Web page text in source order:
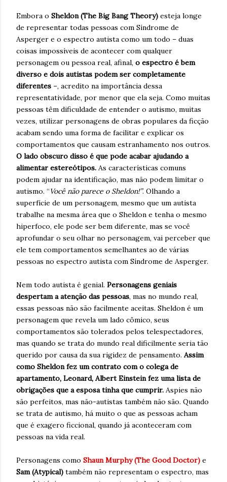
Embora o Sheldon (The Big Bang Theory) esteja longe
de representar todas pessoas com Síndrome de
Asperger e o espectro autista como um todo – duas
coisas impossíveis de acontecer com qualquer
personagem ou pessoa real, afinal, o espectro é bem
diverso e dois autistas podem ser completamente
diferentes –, acredito na importância dessa
representatividade, por menor que ela seja. Como muitas
pessoas têm dificuldade de entender o autismo, muitas
vezes, utilizar personagens de obras populares da ficção
acabam sendo uma forma de facilitar e explicar os
comportamentos que causam estranhamento nos outros.
O lado obscuro disso é que pode acabar ajudando a
alimentar estereótipos. As características comuns
podem ajudar na identificação, mas não podem limitar o
autismo. “Você não parece o Sheldon!”. Olhando a
superfície de um personagem, mesmo que um autista
trabalhe na mesma área que o Sheldon e tenha o mesmo
hiperfoco, ele pode ser bem diferente, mas se você
aprofundar o seu olhar no personagem, vai perceber que
ele tem comportamentos semelhantes ao de várias
pessoas no espectro autista com Síndrome de Asperger.
Nem todo autista é genial. Personagens geniais
despertam a atenção das pessoas, mas no mundo real,
essas pessoas não são facilmente aceitas. Sheldon é um
personagem que revela um lado cômico, seus
comportamentos são tolerados pelos telespectadores,
mas quando se trata do mundo real dificilmente seria tão
querido por causa da sua rigidez de pensamento. Assim
como Sheldon fez um contrato com o colega de
apartamento, Leonard, Albert Einstein fez uma lista de
obrigações que a esposa tinha que cumprir. Aspies não
são perfeitos, mas não-autistas também não são. Quando
se trata de autismo, há muito o que as pessoas acham
que é exagero ficcional, quando já aconteceram com
pessoas na vida real.
Personagens como Shaun Murphy (The Good Doctor) e
Sam (Atypical) também não representam o espectro, mas